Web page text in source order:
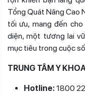
Tổng Quát Nâng Cao
tối ưu, mang đến
diện, một tương lai
mục tiêu trong cuộc
TRUNG TÂM Y
Hotline:1800